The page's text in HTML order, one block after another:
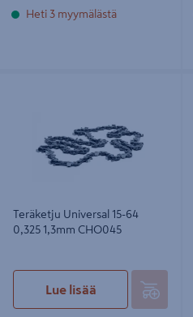
Heti 3 myymälästä
Teräketju Universal 15-64
0,325 1,3mm CHO045
Lue lisää